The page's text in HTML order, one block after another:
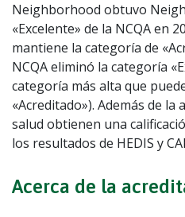
Neighborhood obtuvo
«Excelente» de la NCQA en
mantiene la categoría de
NCQA eliminó la categoría
categoría más alta que
«Acreditado»). Además de la
salud obtienen una
los resultados de HEDIS y
Acerca de la